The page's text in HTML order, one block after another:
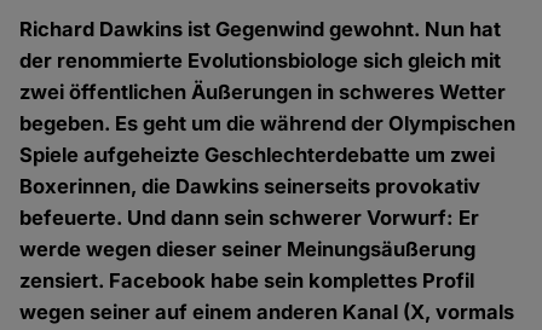
Richard Dawkins ist Gegenwind gewohnt. Nun hat
der renommierte Evolutionsbiologe sich gleich mit
zwei öffentlichen Äußerungen in schweres Wetter
begeben. Es geht um die während der Olympischen
Spiele aufgeheizte Geschlechterdebatte um zwei
Boxerinnen, die Dawkins seinerseits provokativ
befeuerte. Und dann sein schwerer Vorwurf: Er
werde wegen dieser seiner Meinungsäußerung
zensiert. Facebook habe sein komplettes Profil
wegen seiner auf einem anderen Kanal (X, vormals